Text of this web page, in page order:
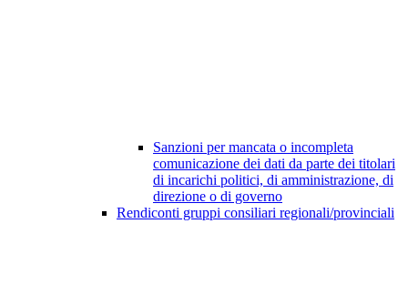
Sanzioni per mancata o incompleta
comunicazione dei dati da parte dei titolari
di incarichi politici, di amministrazione, di
direzione o di governo
Rendiconti gruppi consiliari regionali/provinciali